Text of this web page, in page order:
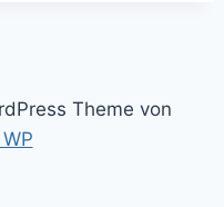
Theme von